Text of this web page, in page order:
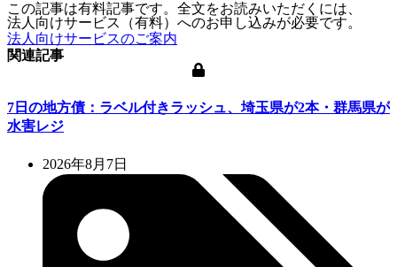
この記事は有料記事です。全文をお読みいただくには、
法人向けサービス（有料）へのお申し込みが必要です。
法人向けサービスのご案内
関連記事
7日の地方債：ラベル付きラッシュ、埼玉県が2本・群馬県が
水害レジ
2026年8月7日